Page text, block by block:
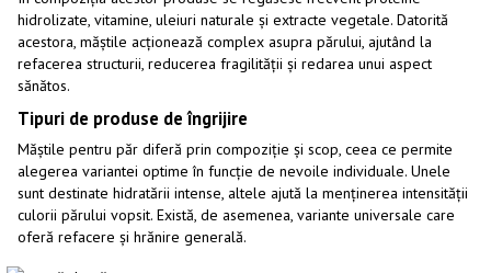
hidrolizate, vitamine, uleiuri naturale și extracte vegetale. Datorită
acestora, măștile acționează complex asupra părului, ajutând la
refacerea structurii, reducerea fragilității și redarea unui aspect
sănătos.
Tipuri de produse de îngrijire
Măștile pentru păr diferă prin compoziție și scop, ceea ce permite
alegerea variantei optime în funcție de nevoile individuale. Unele
sunt destinate hidratării intense, altele ajută la menținerea intensității
culorii părului vopsit. Există, de asemenea, variante universale care
oferă refacere și hrănire generală.